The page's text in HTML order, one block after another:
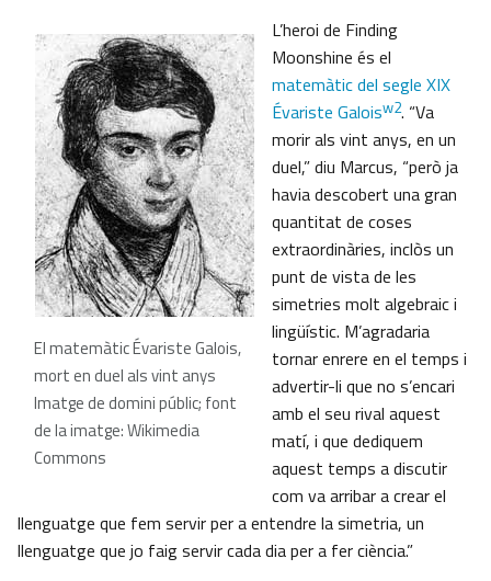
El matemàtic Évariste Galois,
mort en duel als vint anys
Imatge de domini públic; font
de la imatge: Wikimedia
Commons
L’heroi de Finding
Moonshine és el
matemàtic del segle XIX
Évariste Galoisw2. “Va
morir als vint anys, en un
duel,” diu Marcus, “però ja
havia descobert una gran
quantitat de coses
extraordinàries, inclòs un
punt de vista de les
simetries molt algebraic i
lingüístic. M’agradaria
tornar enrere en el temps i
advertir-li que no s’encari
amb el seu rival aquest
matí, i que dediquem
aquest temps a discutir
com va arribar a crear el
llenguatge que fem servir per a entendre la simetria, un
llenguatge que jo faig servir cada dia per a fer ciència.”